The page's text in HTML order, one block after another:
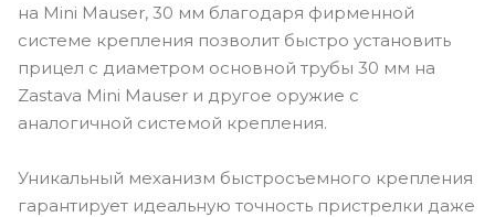
на Mini Mauser, 30 мм благодаря фирменной
системе крепления позволит быстро установить
прицел с диаметром основной трубы 30 мм на
Zastava Mini Mauser и другое оружие с
аналогичной системой крепления.
Уникальный механизм быстросъемного крепления
гарантирует идеальную точность пристрелки даже